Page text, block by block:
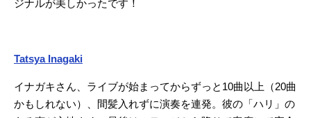
ジナルが美しかったです！
Tatsya Inagaki
イナガキさん、ライブが始まってからずっと10曲以上（20曲
かもしれない）、間髪入れずに演奏を連発。彼の「ハリ」の